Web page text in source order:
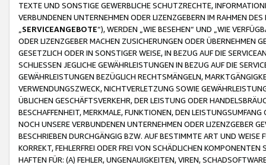
TEXTE UND SONSTIGE GEWERBLICHE SCHUTZRECHTE,
VERBUNDENEN UNTERNEHMEN ODER LIZENZGEBERN IM RAHMEN
SERVICEANGEBOTE“), WERDEN „WIE BESEHEN“ UND „WIE
ODER LIZENZGEBER MACHEN ZUSICHERUNGEN ODER ÜBERNEHMEN
GESETZLICH ODER IN SONSTIGER WEISE, IN BEZUG AUF DIE
SCHLIESSEN JEGLICHE GEWÄHRLEISTUNGEN IN BEZUG AUF DIE
GEWÄHRLEISTUNGEN BEZÜGLICH RECHTSMÄNGELN,
VERWENDUNGSZWECK, NICHTVERLETZUNG SOWIE
ÜBLICHEN GESCHÄFTSVERKEHR, DER LEISTUNG ODER
BESCHAFFENHEIT, MERKMALE, FUNKTIONEN, DEN
NOCH UNSERE VERBUNDENEN UNTERNEHMEN ODER LIZENZGEBER
BESCHRIEBEN DURCHGÄNGIG BZW. AUF BESTIMMTE ART UND
KORREKT, FEHLERFREI ODER FREI VON SCHÄDLICHEN
HAFTEN FÜR: (A) FEHLER, UNGENAUIGKEITEN, VIREN,